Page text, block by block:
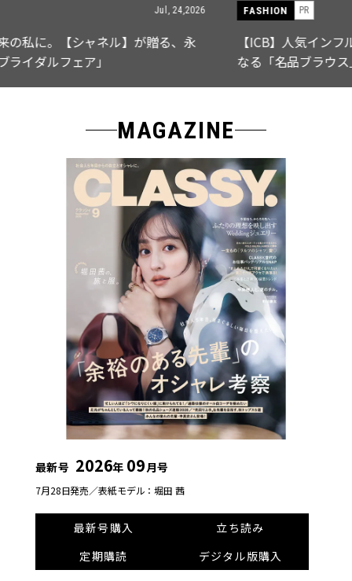
Jul, 15,2026
【ICB】人気インフルエンサーと共同制作! 週5で着たく
なる「名品ブラウス」２選
MAGAZINE
最新号 2026年 09月号
7月28日発売／表紙モデル：堀田 茜
最新号購入
立ち読み
定期購読
デジタル版購入